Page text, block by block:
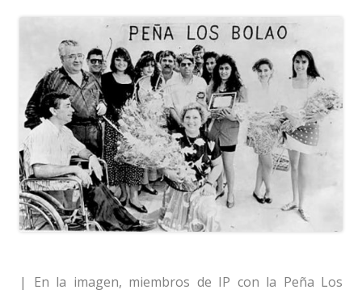
| En la imagen, miembros de IP con la Peña Los